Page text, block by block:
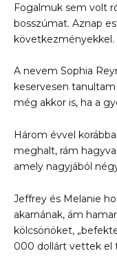
Fogalmuk sem volt
bosszúmat. Aznap
következményekkel.
A nevem Sophia
keservesen
még akkor is, ha a
Három évvel
meghalt, rám
amely nagyjából
Jeffrey és Melanie
akarnának, ám
kölcsönöket,
000 dollárt vettek el